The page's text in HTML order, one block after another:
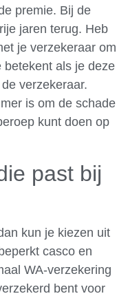
premie. Bij de
jaren terug. Heb
je verzekeraar om
als je deze
verzekeraar.
is om de schade
kunt doen op
past bij
kun je kiezen uit
casco en
WA-verzekering
bent voor